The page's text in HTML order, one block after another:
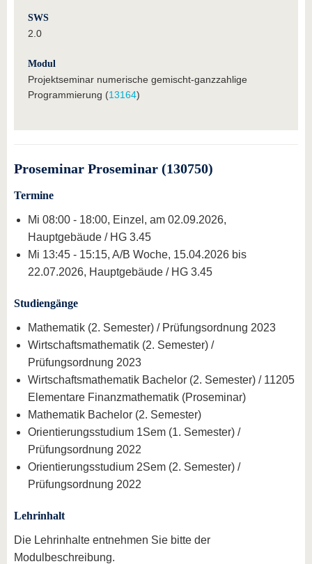
SWS
2.0
Modul
Projektseminar numerische gemischt-ganzzahlige
Programmierung (13164)
Proseminar Proseminar (130750)
Termine
Mi 08:00 - 18:00, Einzel, am 02.09.2026,
Hauptgebäude / HG 3.45
Mi 13:45 - 15:15, A/B Woche, 15.04.2026 bis
22.07.2026, Hauptgebäude / HG 3.45
Studiengänge
Mathematik (2. Semester) / Prüfungsordnung 2023
Wirtschaftsmathematik (2. Semester) /
Prüfungsordnung 2023
Wirtschaftsmathematik Bachelor (2. Semester) / 11205
Elementare Finanzmathematik (Proseminar)
Mathematik Bachelor (2. Semester)
Orientierungsstudium 1Sem (1. Semester) /
Prüfungsordnung 2022
Orientierungsstudium 2Sem (2. Semester) /
Prüfungsordnung 2022
Lehrinhalt
Die Lehrinhalte entnehmen Sie bitte der
Modulbeschreibung.